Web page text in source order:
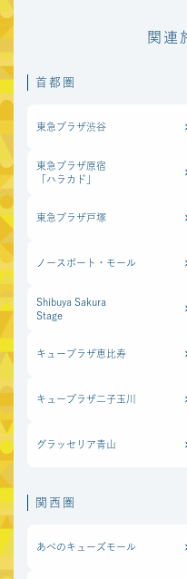
北海道
COCONO SUSUKINO
中京圏
マーケットスクエア
関連
首都圏
東急プラザ渋谷
東急プラザ原宿
「ハラカド」
東急プラザ戸塚
ノースポート・モール
Shibuya Sakura
Stage
キュープラザ恵比寿
キュープラザ二子玉川
グラッセリア青山
関西圏
あべのキューズモール